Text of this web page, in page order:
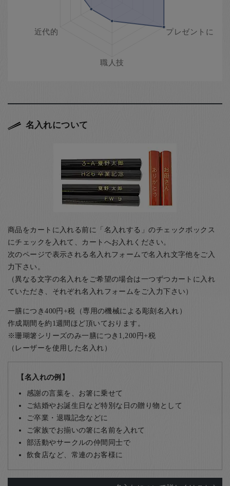
名入れについて
商品をカートに入れる前に「名入れする」のチェックボックス
にチェックを入れて、カートへお入れください。
次のページで表示される名入れフォームで名入れ文字他をご入
力下さい。
（異なる文字の名入れをご希望の場合は一つずつカートに入れ
ていただき、それぞれ名入れフォームをご入力下さい）
一膳につき400円+税（専用の機械による彫刻名入れ）
作成期間を約1週間ほど頂いております。
※珊瑚箸シリーズのみ一膳につき1,200円+税
（レーザーを使用した名入れ）
【名入れの例】
感謝の言葉を、お箸に乗せて
ご結婚やお誕生日など特別な日の贈り物として
ご卒業・退職記念などに
ご家族でお揃いの箸に名前を入れて
部活動やサークルの仲間同士で
飲食店など、常連のお客様に